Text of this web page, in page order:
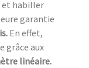
habiller
garantie
En effet,
grâce aux
linéaire.